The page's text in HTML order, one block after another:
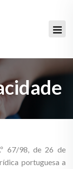
67/98, de 26 de
portuguesa a